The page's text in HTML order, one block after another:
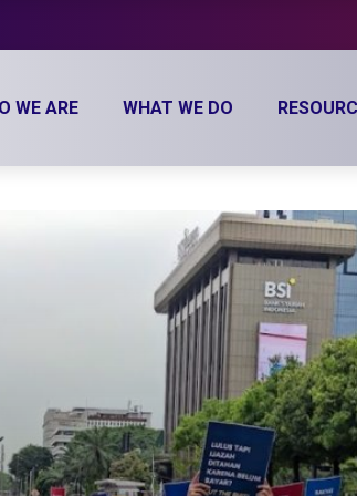
WE ARE WHAT WE DO